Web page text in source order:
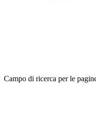
Campo di ricerca per le